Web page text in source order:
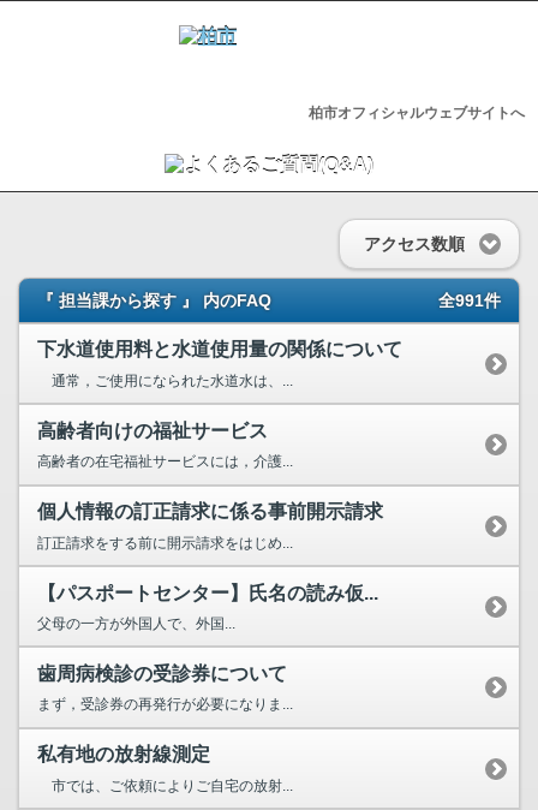
柏市オフィシャルウェブサイトへ
アクセス数順
『 担当課から探す 』 内のFAQ 全991件
下水道使用料と水道使用量の関係について
通常，ご使用になられた水道水は、...
高齢者向けの福祉サービス
高齢者の在宅福祉サービスには，介護...
個人情報の訂正請求に係る事前開示請求
訂正請求をする前に開示請求をはじめ...
【パスポートセンター】氏名の読み仮...
父母の一方が外国人で、外国...
歯周病検診の受診券について
まず，受診券の再発行が必要になりま...
私有地の放射線測定
市では、ご依頼によりご自宅の放射...